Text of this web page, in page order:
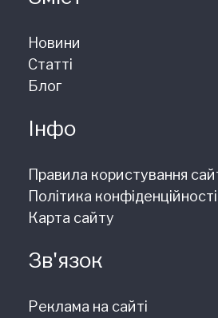
Новини
Статті
Блог
Інфо
Правила користування
Політика конфіденційності
Карта сайту
Зв'язок
Реклама на сайті